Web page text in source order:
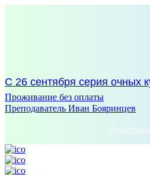
С 26 сентября серия очных
Проживание без оплаты
Преподаватель Иван Бояринцев